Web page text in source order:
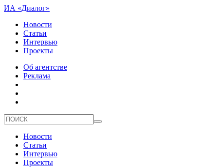
ИА «Диалог»
Новости
Статьи
Интервью
Проекты
Об агентстве
Реклама
Новости
Статьи
Интервью
Проекты